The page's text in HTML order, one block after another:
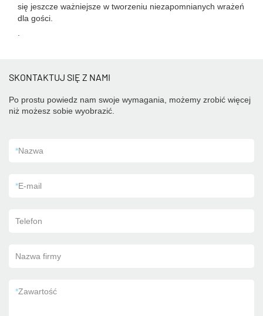
się jeszcze ważniejsze w tworzeniu niezapomnianych wrażeń
dla gości.
SKONTAKTUJ SIĘ Z NAMI
Po prostu powiedz nam swoje wymagania, możemy zrobić więcej
niż możesz sobie wyobrazić.
*Nazwa
*E-mail
Telefon
Nazwa firmy
*Zawartość